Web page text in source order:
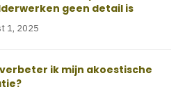
geen detail is
1, 2025
ik mijn akoestische